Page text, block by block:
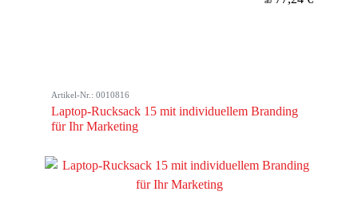
Artikel-Nr.: 0010816
Laptop-Rucksack 15 mit individuellem Branding
für Ihr Marketing